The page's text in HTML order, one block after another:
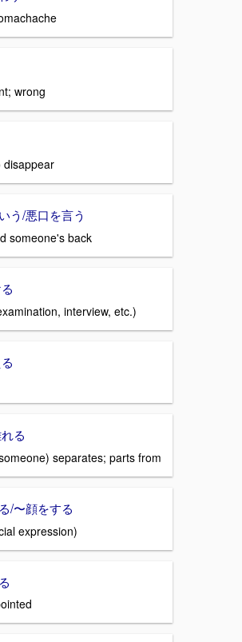
wrong
disappear
う/悪口を言う
someone's back
interview, etc.)
る
separates; parts from
/〜顔をする
expression)